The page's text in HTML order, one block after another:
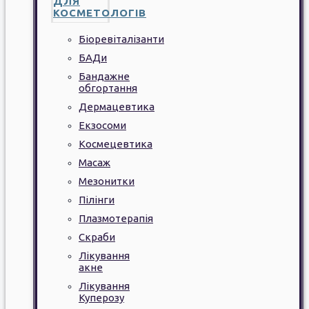
КОСМЕТОЛОГІВ
Біоревіталізанти
БАДи
Бандажне
обгортання
Дермацевтика
Екзосоми
Космецевтика
Масаж
Мезонитки
Пілінги
Плазмотерапія
Скраби
Лікування
акне
Лікування
Куперозу